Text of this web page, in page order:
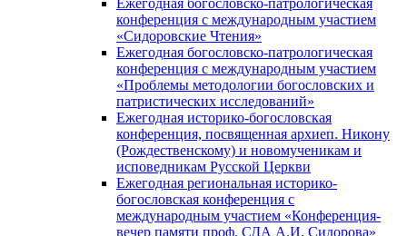
конференция с международным участием
«Сидоровские Чтения»
Ежегодная богословско-патрологическая
конференция с международным участием
«Проблемы методологии богословских и
патристических исследований»
Ежегодная историко-богословская
конференция, посвященная архиеп. Никону
(Рождественскому) и новомученикам и
исповедникам Русской Церкви
Ежегодная региональная историко-
богословская конференция с
международным участием «Конференция-
вечер памяти проф. СДА А.И. Сидорова»